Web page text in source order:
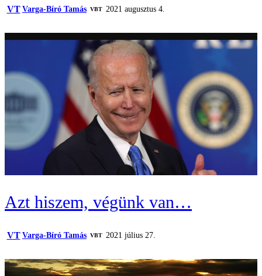
VT Varga-Bíró Tamás VBT 2021 augusztus 4.
Azt hiszem, végünk van…
VT Varga-Bíró Tamás VBT 2021 július 27.